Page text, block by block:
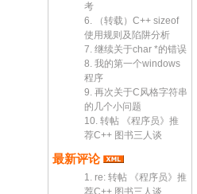
考
6. （转载）C++ sizeof
使用规则及陷阱分析
7. 继续关于char *的错误
8. 我的第一个windows
程序
9. 再次关于C风格字符串
的几个小问题
10. 转帖 《程序员》推
荐C++ 图书三人谈
最新评论
1. re: 转帖 《程序员》推
荐C++ 图书三人谈